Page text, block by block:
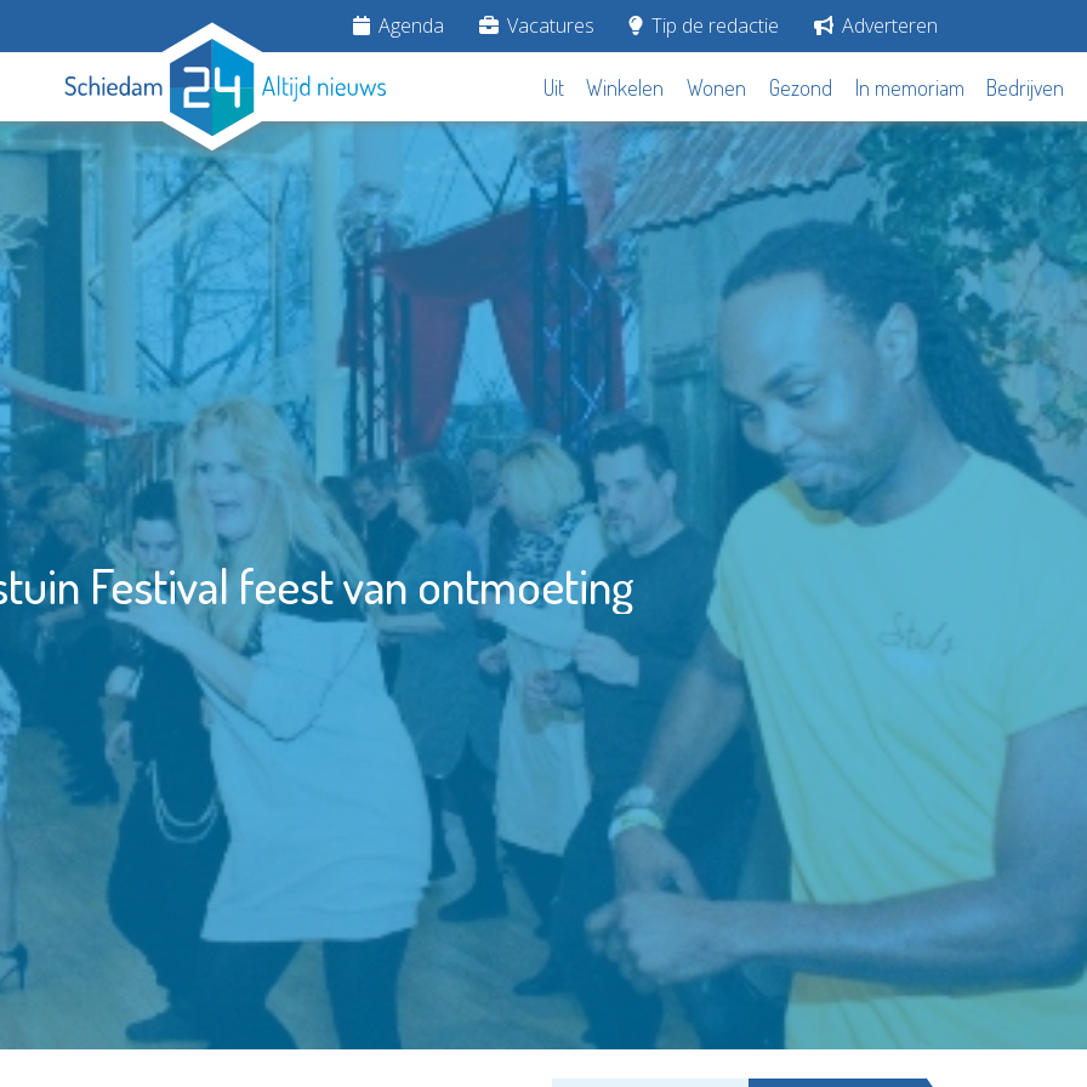
Agenda Vacatures Tip de redactie Adverteren
Uit Winkelen Wonen Gezond In memoriam Bedrijven
Festival feest van ontmoeting